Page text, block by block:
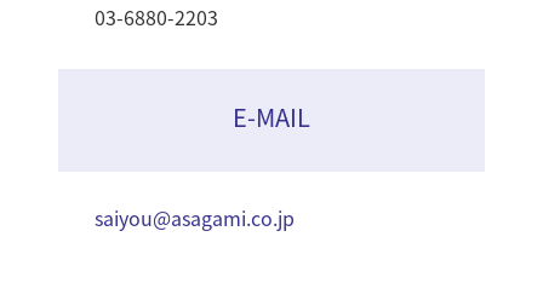
03-6880-2203
E-MAIL
saiyou@asagami.co.jp